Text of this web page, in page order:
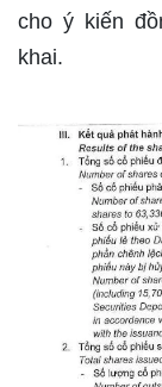
cho ý kiến
khai.